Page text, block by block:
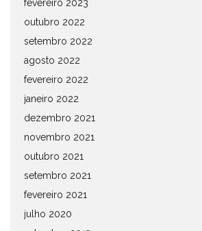
fevereiro 2023
outubro 2022
setembro 2022
agosto 2022
fevereiro 2022
janeiro 2022
dezembro 2021
novembro 2021
outubro 2021
setembro 2021
fevereiro 2021
julho 2020